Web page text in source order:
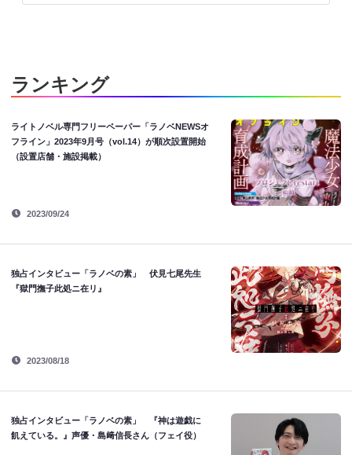
ランキング
ライトノベル専門フリーペーパー「ラノベNEWSオ
フライン」2023年9月号（vol.14）が順次設置開始
（設置店舗・施設掲載）
2023/09/24
独占インタビュー「ラノベの素」 伏見七尾先生
『獄門撫子此処ニ在リ』
2023/08/18
独占インタビュー「ラノベの素」 『神は遊戯に
飢えている。』声優・島﨑信長さん（フェイ役）